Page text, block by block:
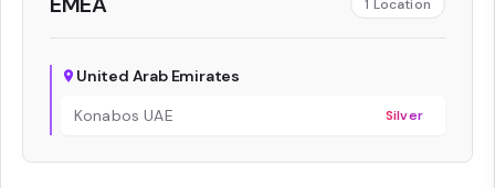
1 Location
United Arab Emirates
Konabos UAE
Silver